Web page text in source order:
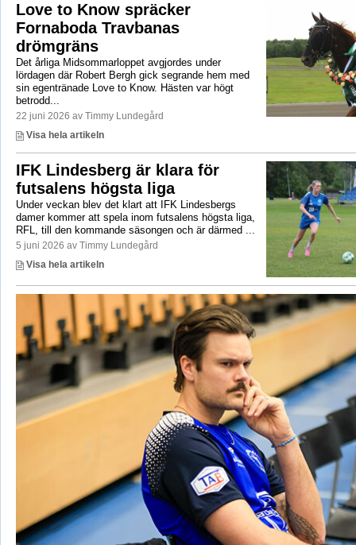
Love to Know spräcker
Fornaboda Travbanas
drömgräns
Det årliga Midsommarloppet avgjordes under
lördagen där Robert Bergh gick segrande hem med
sin egentränade Love to Know. Hästen var högt
betrodd...
22 juni 2026 av Timmy Lundegård
Visa hela artikeln
IFK Lindesberg är klara för
futsalens högsta liga
Under veckan blev det klart att IFK Lindesbergs
damer kommer att spela inom futsalens högsta liga,
RFL, till den kommande säsongen och är därmed ...
5 juni 2026 av Timmy Lundegård
Visa hela artikeln